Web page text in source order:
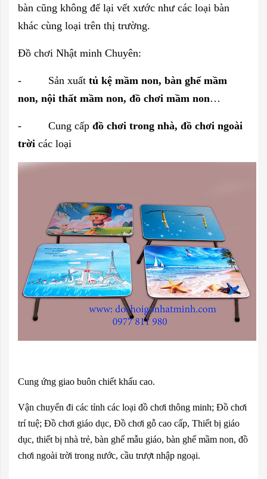
bàn cũng không để lại vết xước như các loại bàn
khác cùng loại trên thị trường.
Đồ chơi Nhật minh Chuyên:
- Sản xuất tủ kệ mầm non, bàn ghế mầm
non, nội thất mầm non, đồ chơi mầm non…
- Cung cấp đồ chơi trong nhà, đồ chơi ngoài
trời các loại
Cung ứng giao buôn chiết khấu cao.
Vận chuyển đi các tỉnh các loại đồ chơi thông minh; Đồ chơi
trí tuệ; Đồ chơi giáo dục, Đồ chơi gỗ cao cấp, Thiết bị giáo
dục, thiết bị nhà trẻ, bàn ghế mẫu giáo, bàn ghế mầm non, đồ
chơi ngoài trời trong nước, cầu trượt nhập ngoại.